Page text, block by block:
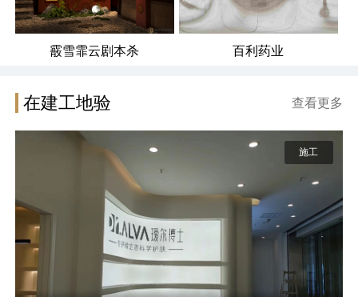
霰雪霏云剧本杀 百利药业
在建工地验 查看更多
施工